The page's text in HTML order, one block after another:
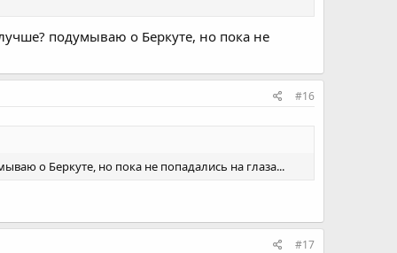
подумываю о Беркуте, но пока не
#16
о Беркуте, но пока не попадались на глаза...
#17